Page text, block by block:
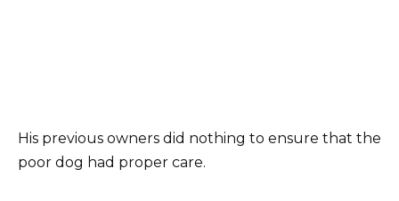
His previous owners did nothing to ensure that the
poor dog had proper care.